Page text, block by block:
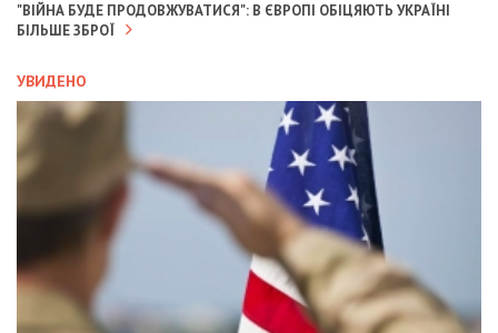
"ВІЙНА БУДЕ ПРОДОВЖУВАТИСЯ": В ЄВРОПІ ОБІЦЯЮТЬ УКРАЇНІ
БІЛЬШЕ ЗБРОЇ
УВИДЕНО